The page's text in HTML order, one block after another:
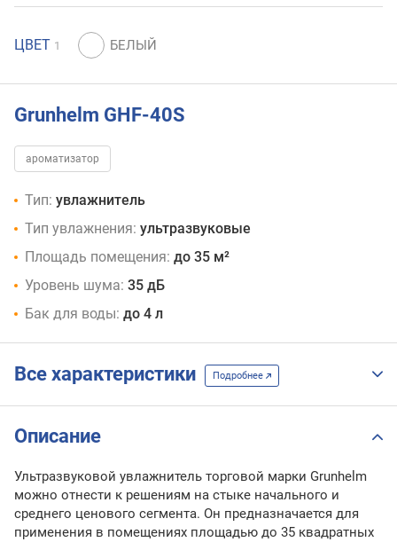
ЦВЕТ 1
Grunhelm GHF-40S
ароматизатор
Тип: увлажнитель
Тип увлажнения: ультразвуковые
Площадь помещения: до 35 м²
Уровень шума: 35 дБ
Бак для воды: до 4 л
Все характеристики Подробнее
Описание
Ультразвуковой увлажнитель торговой марки Grunhelm
можно отнести к решениям на стыке начального и
среднего ценового сегмента. Он предназначается для
применения в помещениях площадью до 35 квадратных